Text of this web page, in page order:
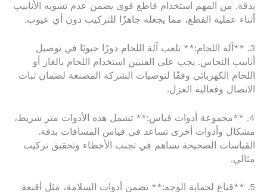
بدقة. من المهم استخدام قاطع قوي يضمن عدم تشويه الأنابيب
أثناء عملية القطع، مما يجعله جاهزًا للتركيب دون أي عيوب.
3. **آلة اللحام:** تلعب آلة اللحام دورًا حيويًا في توصيل
أنابيب النحاس. يجب على الفنيين استخدام اللحام بالغاز أو
اللحام الكهربائي وفقًا لتوصيات الشركة المصنعة لضمان ثبات
الاتصال وفعالية العزل.
4. **مجموعة أدوات قياس:** تشمل هذه الأدوات متر شريط،
مشكال وأدوات أخرى تساعد في قياس المسافات بدقة.
القياسات الصحيحة تساهم في تجنب الأخطاء وتحقيق تركيب
مثالي.
5. **قناع لحماية الوجه:** تضمن أدوات السلامة، مثل أقنعة